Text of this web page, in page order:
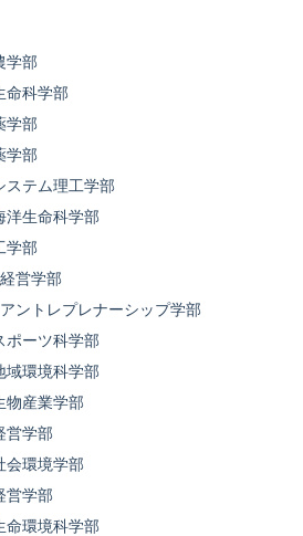
部
学部
部
学部
ム理工学部
命科学部
部
学部
レプレナーシップ学部
ツ科学部
環境科学部
産業学部
学部
境学部
学部
境科学部